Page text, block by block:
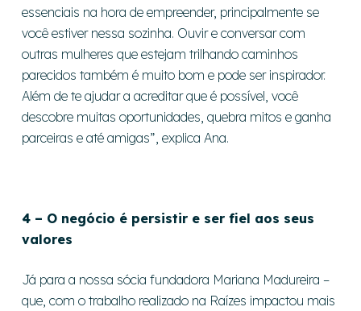
essenciais na hora de empreender, principalmente se
você estiver nessa sozinha. Ouvir e conversar com
outras mulheres que estejam trilhando caminhos
parecidos também é muito bom e pode ser inspirador.
Além de te ajudar a acreditar que é possível, você
descobre muitas oportunidades, quebra mitos e ganha
parceiras e até amigas”, explica Ana.
4 – O negócio é persistir e ser fiel aos seus
valores
Já para a nossa sócia fundadora Mariana Madureira –
que, com o trabalho realizado na Raízes impactou mais